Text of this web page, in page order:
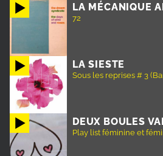
LA MÉCANIQUE
72
LA SIESTE
Sous les reprises # 3
DEUX BOULES
Play list féminine et